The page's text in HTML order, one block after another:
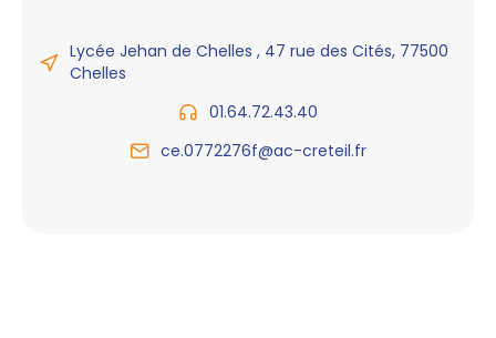
Lycée Jehan de Chelles , 47 rue des Cités, 77500
Chelles
01.64.72.43.40
ce.0772276f@ac-creteil.fr